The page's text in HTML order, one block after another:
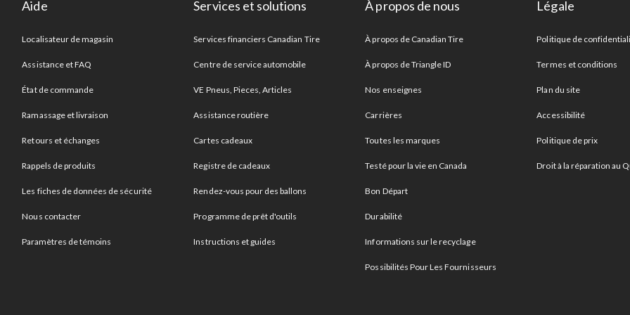
Aide
Localisateur de magasin
Assistance et FAQ
État de commande
Ramassage et livraison
Retours et échanges
Rappels de produits
Les fiches de données de sécurité
Nous contacter
Paramètres de témoins
Services et solutions
Services financiers Canadian Tire
Centre de service automobile
VE Pneus, Pieces, Articles
Assistance routière
Cartes cadeaux
Registre de cadeaux
Rendez-vous pour des ballons
Programme de prêt d'outils
Instructions et guides
À propos de nous
À propos de Canadian Tire
À propos de Triangle ID
Nos enseignes
Carrières
Toutes les marques
Testé pour la vie en Canada
Bon Départ
Durabilité
Informations sur le recyclage
Possibilités Pour Les Fournisseurs
Légale
Politique de
Termes et conditions
Plan du site
Accessibilité
Politique de prix
Droit à la réparation au